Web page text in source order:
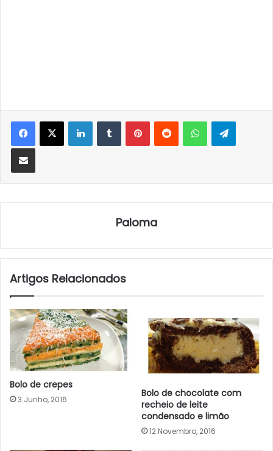
LinkedInTumblrPinterestReddit WhatsApp
Partilhar Via Email
Paloma
Artigos Relacionados
Bolo de crepes
3 Junho, 2016
Bolo de chocolate com
recheio de leite
condensado e limão
12 Novembro, 2016